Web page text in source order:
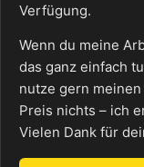
Verfügung.
Wenn du meine
das ganz einfach
nutze gern
Preis nichts – ich
Vielen Dank für